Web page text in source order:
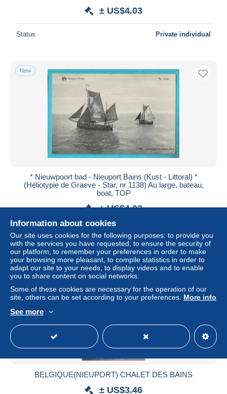
± US$4.03
Status Private individual
New
* Nieuwpoort bad - Nieuport Bains (Kust - Littoral) *
(Héliotypie de Graeve - Star, nr 1138) Au large, bateau,
boat, TOP
± US$4.03
Status Private individual
New
BELGIQUE(NIEUPORT) CHALET DES BAINS
± US$3.46
Information about cookies
Our site uses cookies for the following purposes: to provide you
with the services you have requested, to ensure the security of
our platform, to remember your preferences in order to make
your browsing more pleasant, to compile statistics in order to
adapt our site to your needs, to display videos and to enable
you to share content on social networks.
Some of these cookies are necessary for the operation of our
site, others can be set according to your preferences. More info
See more